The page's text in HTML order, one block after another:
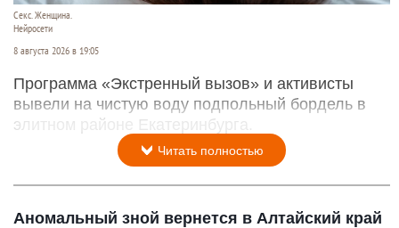
Секс. Женщина.
Нейросети
8 августа 2026 в 19:05
Программа «Экстренный вызов» и активисты
вывели на чистую воду подпольный бордель в
элитном районе Екатеринбурга.
Читать полностью
Аномальный зной вернется в Алтайский край